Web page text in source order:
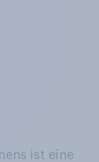
ist eine